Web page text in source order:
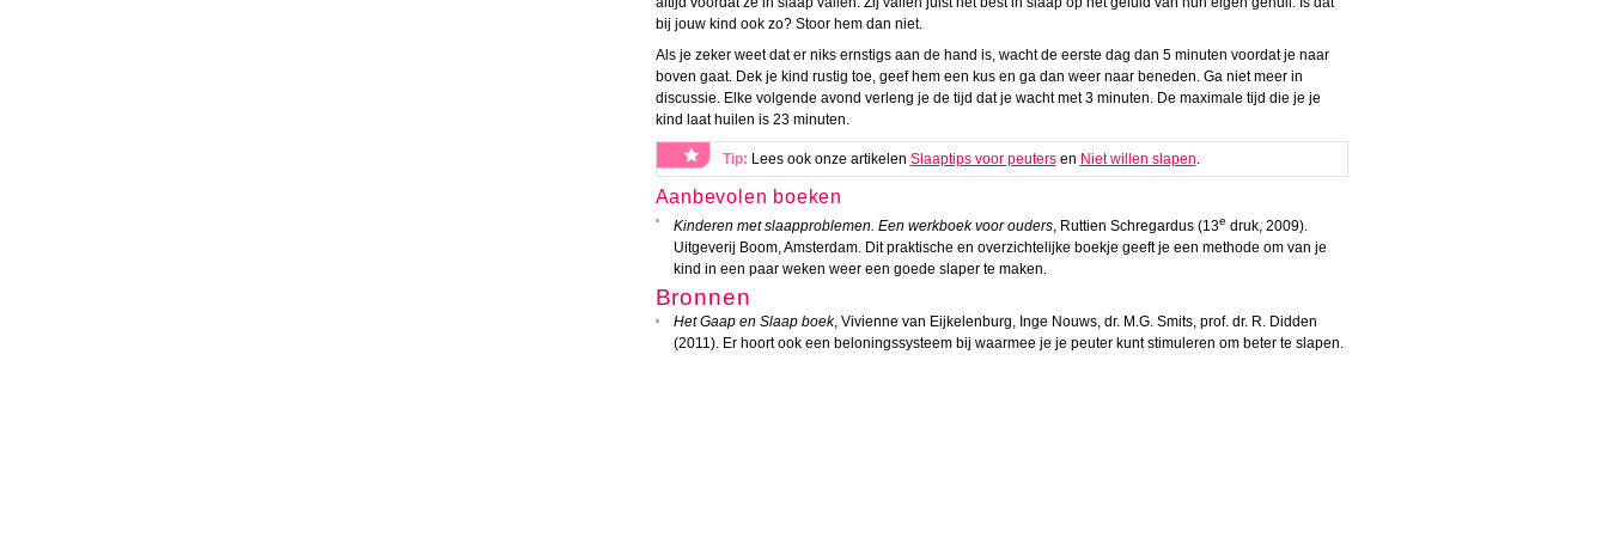
bij jouw kind ook zo? Stoor hem dan niet.
Als je zeker weet dat er niks ernstigs aan de hand is, wacht de eerste dag dan 5 minuten voordat je naar
boven gaat. Dek je kind rustig toe, geef hem een kus en ga dan weer naar beneden. Ga niet meer in
discussie. Elke volgende avond verleng je de tijd dat je wacht met 3 minuten. De maximale tijd die je je
kind laat huilen is 23 minuten.
Tip: Lees ook onze artikelen Slaaptips voor peutersen Niet willen slapen.
Aanbevolen boeken
Kinderen met slaapproblemen. Een werkboek voor ouders, Ruttien Schregardus (13e druk, 2009).
Uitgeverij Boom, Amsterdam. Dit praktische en overzichtelijke boekje geeft je een methode om van je
kind in een paar weken weer een goede slaper te maken.
Bronnen
Het Gaap en Slaap boek, Vivienne van Eijkelenburg, Inge Nouws, dr. M.G. Smits, prof. dr. R. Didden
(2011). Er hoort ook een beloningssysteem bij waarmee je je peuter kunt stimuleren om beter te slapen.